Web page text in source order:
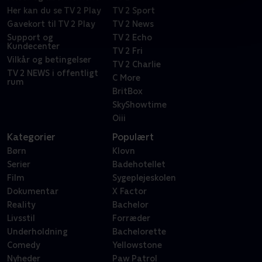
Her kan du se TV 2 Play
Gavekort til TV 2 Play
Support og
Kundecenter
Vilkår og betingelser
TV 2 NEWS i offentligt
rum
TV 2 Sport
TV 2 News
TV 2 Echo
TV 2 Fri
TV 2 Charlie
C More
BritBox
SkyShowtime
Oiii
Kategorier
Børn
Serier
Film
Dokumentar
Reality
Livsstil
Underholdning
Comedy
Nyheder
Populært
Klovn
Badehotellet
Sygeplejeskolen
X Factor
Bachelor
Forræder
Bachelorette
Yellowstone
Paw Patrol